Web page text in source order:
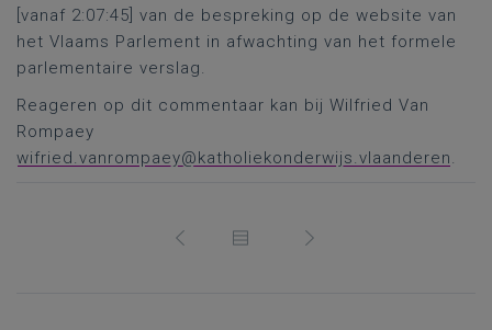
[vanaf 2:07:45] van de bespreking op de website van
het Vlaams Parlement in afwachting van het formele
parlementaire verslag.
Reageren op dit commentaar kan bij Wilfried Van
Rompaey
wifried.vanrompaey@katholiekonderwijs.vlaanderen.